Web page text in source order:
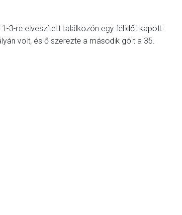
3-re elveszített találkozón egy félidőt kapott
volt, és ő szerezte a második gólt a 35.